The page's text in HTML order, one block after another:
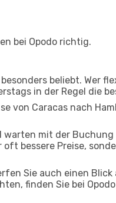
bei Opodo richtig.
beliebt. Wer
in der Regel die
von Caracas nach
warten mit der Buchung
bessere Preise,
Sie auch einen
finden Sie bei